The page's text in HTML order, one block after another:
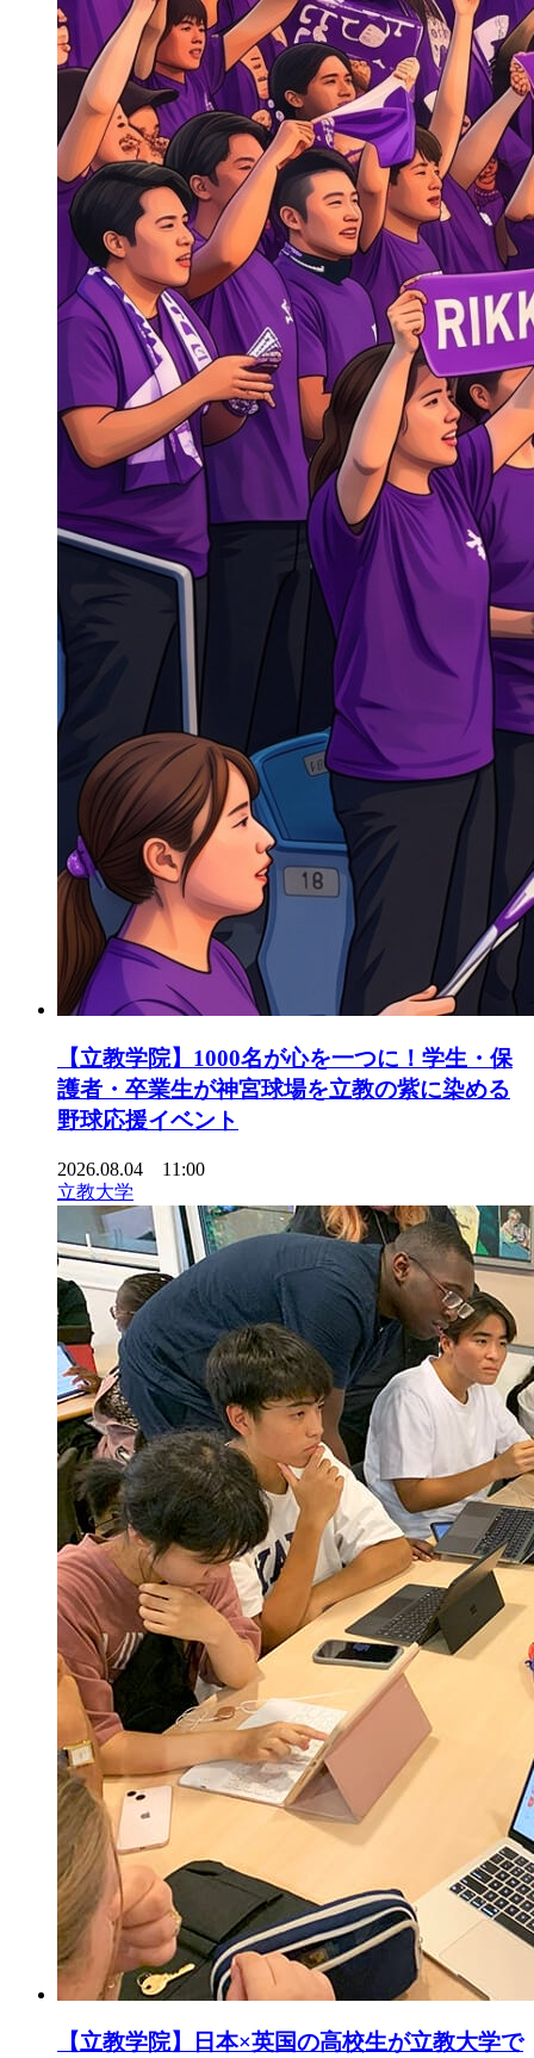
【立教学院】1000名が心を一つに！学生・保
護者・卒業生が神宮球場を立教の紫に染める
野球応援イベント
2026.08.04 11:00
立教大学
【立教学院】日本×英国の高校生が立教大学で